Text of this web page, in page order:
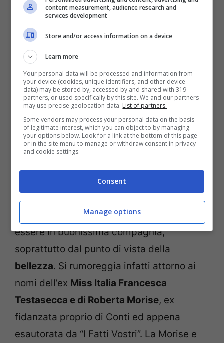
Carlo Conti (Getty Images)
Manuela Arcuri
sembra quindi una delle
candidate più che possibili per la nuova
edizione del programma di punta della tv
di Stato. La 43enne, dopo un periodo
lontano dalla televisione, sembra pronta a
tornare più in forma che mai. Non solo la
Arcuri, però. La bella Manuela potrebbe
essere in buonissima compagnia,
soprattutto dal punto di vista della
bellezza. Si rumoreggia infatti attorno ai
nomi dell’ex Miss Italia Francesca
Testasecca e di Roberta Morise, ex
fidanzata proprio di Conti ed appena
esautorata da “I Fatti Vostri”. La Morise e
content measurement, audience research and
services development
Store and/or access information on a device
Learn more
Your personal data will be processed and information from
your device (cookies, unique identifiers, and other device
data) may be stored by, accessed by and shared with 319
partners, or used specifically by this site. We and our partners
may use precise geolocation data. List of partners.
Some vendors may process your personal data on the basis
of legitimate interest, which you can object to by managing
your options below. Look for a link at the bottom of this page
or in the site menu to manage or withdraw consent in privacy
and cookie settings.
Consent
Manage options